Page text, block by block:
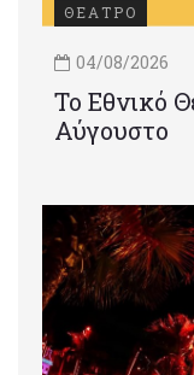
ΘΕΑΤΡΟ
04/08/2026
Το Εθνικό
Αύγουστο